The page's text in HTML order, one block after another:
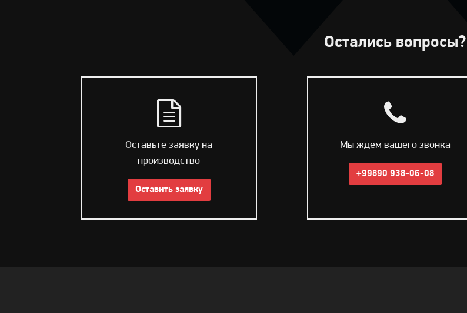
Остались вопросы?
Оставьте заявку на
производство
Оставить заявку
Мы ждем вашего звонка
+99890 938-06-08